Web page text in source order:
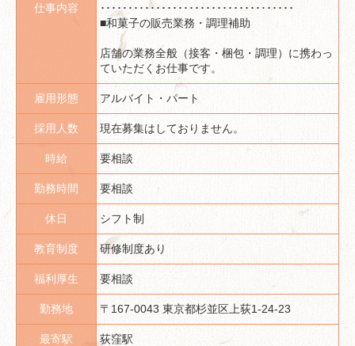
仕事内容
･･･････････････････････････････････
■和菓子の販売業務・調理補助
店舗の業務全般（接客・梱包・調理）に携わっ
ていただくお仕事です。
雇用形態 アルバイト・パート
採用人数 現在募集はしておりません。
時給 要相談
勤務時間 要相談
休日 シフト制
教育制度 研修制度あり
福利厚生 要相談
勤務地 〒167-0043 東京都杉並区上荻1-24-23
最寄駅 荻窪駅